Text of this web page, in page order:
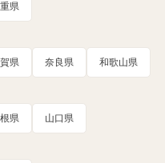
県
県 奈良県 和歌山県
県 山口県